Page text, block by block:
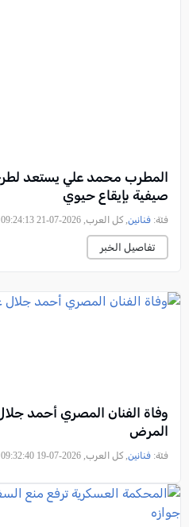
المطرب محمد علي يستعد لطرح
صيفية بإيقاع حيوي
فئة: فنانين, كل العرب, 2026-07-21 09:24:13
تفاصيل الخبر
وفاة الفنان المصري أحمد
المرض
فئة: فنانين, كل العرب, 2026-07-19 09:32:40